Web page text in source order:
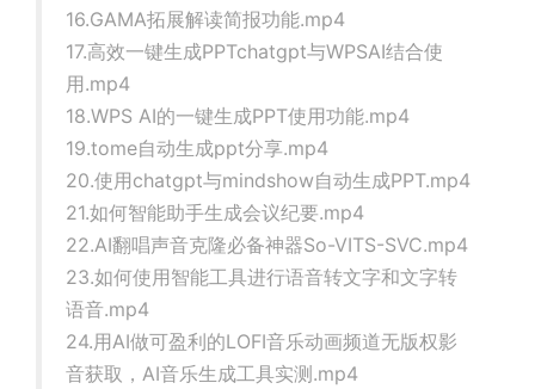
16.GAMA拓展解读简报功能.mp4
17.高效一键生成PPTchatgpt与WPSAI结合使
用.mp4
18.WPS AI的一键生成PPT使用功能.mp4
19.tome自动生成ppt分享.mp4
20.使用chatgpt与mindshow自动生成PPT.mp4
21.如何智能助手生成会议纪要.mp4
22.AI翻唱声音克隆必备神器So-VITS-SVC.mp4
23.如何使用智能工具进行语音转文字和文字转
语音.mp4
24.用AI做可盈利的LOFI音乐动画频道无版权影
音获取，AI音乐生成工具实测.mp4